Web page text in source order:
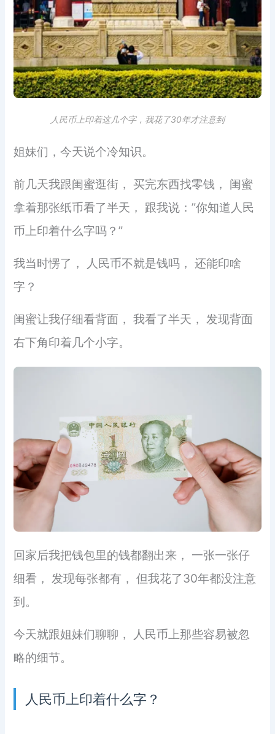
人民币上印着这几个字，我花了30年才注意到
姐妹们，今天说个冷知识。
前几天我跟闺蜜逛街， 买完东西找零钱， 闺蜜
拿着那张纸币看了半天， 跟我说：”你知道人民
币上印着什么字吗？”
我当时愣了， 人民币不就是钱吗， 还能印啥
字？
闺蜜让我仔细看背面， 我看了半天， 发现背面
右下角印着几个小字。
回家后我把钱包里的钱都翻出来， 一张一张仔
细看， 发现每张都有， 但我花了30年都没注意
到。
今天就跟姐妹们聊聊， 人民币上那些容易被忽
略的细节。
人民币上印着什么字？